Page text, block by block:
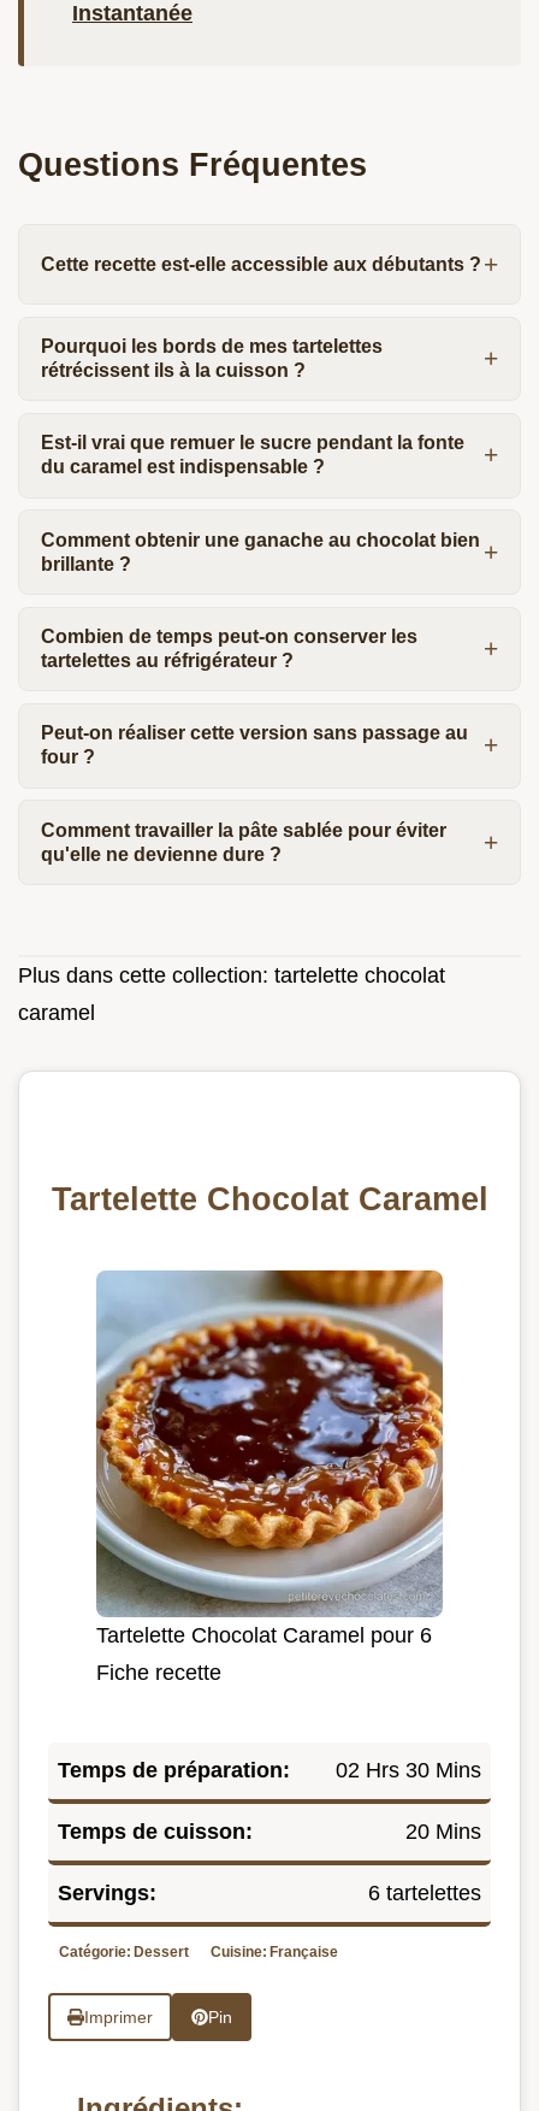
Instantanée
Questions Fréquentes
Cette recette est-elle accessible aux débutants ?
Pourquoi les bords de mes tartelettes
rétrécissent ils à la cuisson ?
Est-il vrai que remuer le sucre pendant la fonte
du caramel est indispensable ?
Comment obtenir une ganache au chocolat bien
brillante ?
Combien de temps peut-on conserver les
tartelettes au réfrigérateur ?
Peut-on réaliser cette version sans passage au
four ?
Comment travailler la pâte sablée pour éviter
qu'elle ne devienne dure ?
Plus dans cette collection: tartelette chocolat
caramel
Tartelette Chocolat Caramel
Tartelette Chocolat Caramel pour 6
Fiche recette
Temps de préparation: 02 Hrs 30 Mins
Temps de cuisson: 20 Mins
Servings: 6 tartelettes
Catégorie: Dessert Cuisine: Française
Imprimer Pin